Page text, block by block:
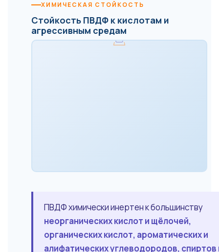
ХИМИЧЕСКАЯ СТОЙКОСТЬ
Стойкость ПВДФ к кислотам и
агрессивным средам
ПВДФ химически инертен к большинству
неорганических кислот и щёлочей,
органических кислот, ароматических и
алифатических углеводородов, спиртов